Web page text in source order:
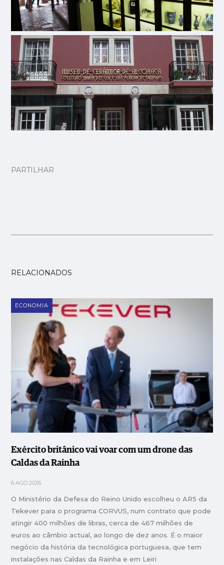
PARTILHAR
RELACIONADOS
ECONOMIA
Exército britânico vai voar com um drone das
Caldas da Rainha
6 AGO 2026
O Ministério da Defesa do Reino Unido escolheu o AR5 da
Tekever para o programa CORVUS, num contrato que pode
atingir 400 milhões de libras, cerca de 467 milhões de
euros ao câmbio actual, ao longo de dez anos. É o maior
negócio da história da tecnológica portuguesa, que tem
instalações nas Caldas da Rainha e em Leiri